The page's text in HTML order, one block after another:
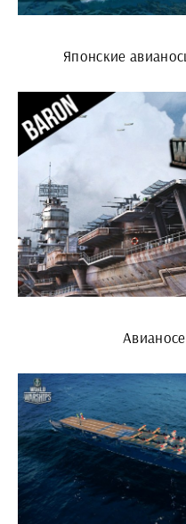
Японские